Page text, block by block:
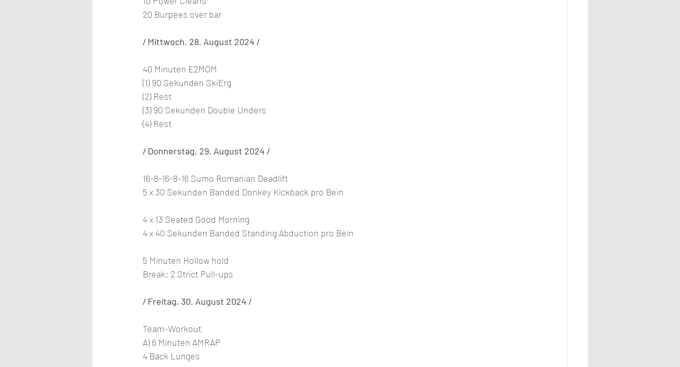
20 Burpees over bar
/ Mittwoch, 28. August 2024 /
40 Minuten E2MOM
(1) 90 Sekunden SkiErg
(2) Rest
(3) 90 Sekunden Double Unders
(4) Rest
/ Donnerstag, 29. August 2024 /
16-8-16-8-16 Sumo Romanian Deadlift
5 x 30 Sekunden Banded Donkey Kickback pro Bein
4 x 13 Seated Good Morning
4 x 40 Sekunden Banded Standing Abduction pro Bein
5 Minuten Hollow hold
Break: 2 Strict Pull-ups
/ Freitag, 30. August 2024 /
Team-Workout
A) 6 Minuten AMRAP
4 Back Lunges